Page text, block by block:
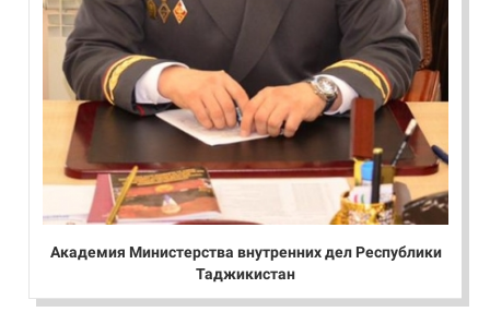
Академия Министерства внутренних дел Республики
Таджикистан